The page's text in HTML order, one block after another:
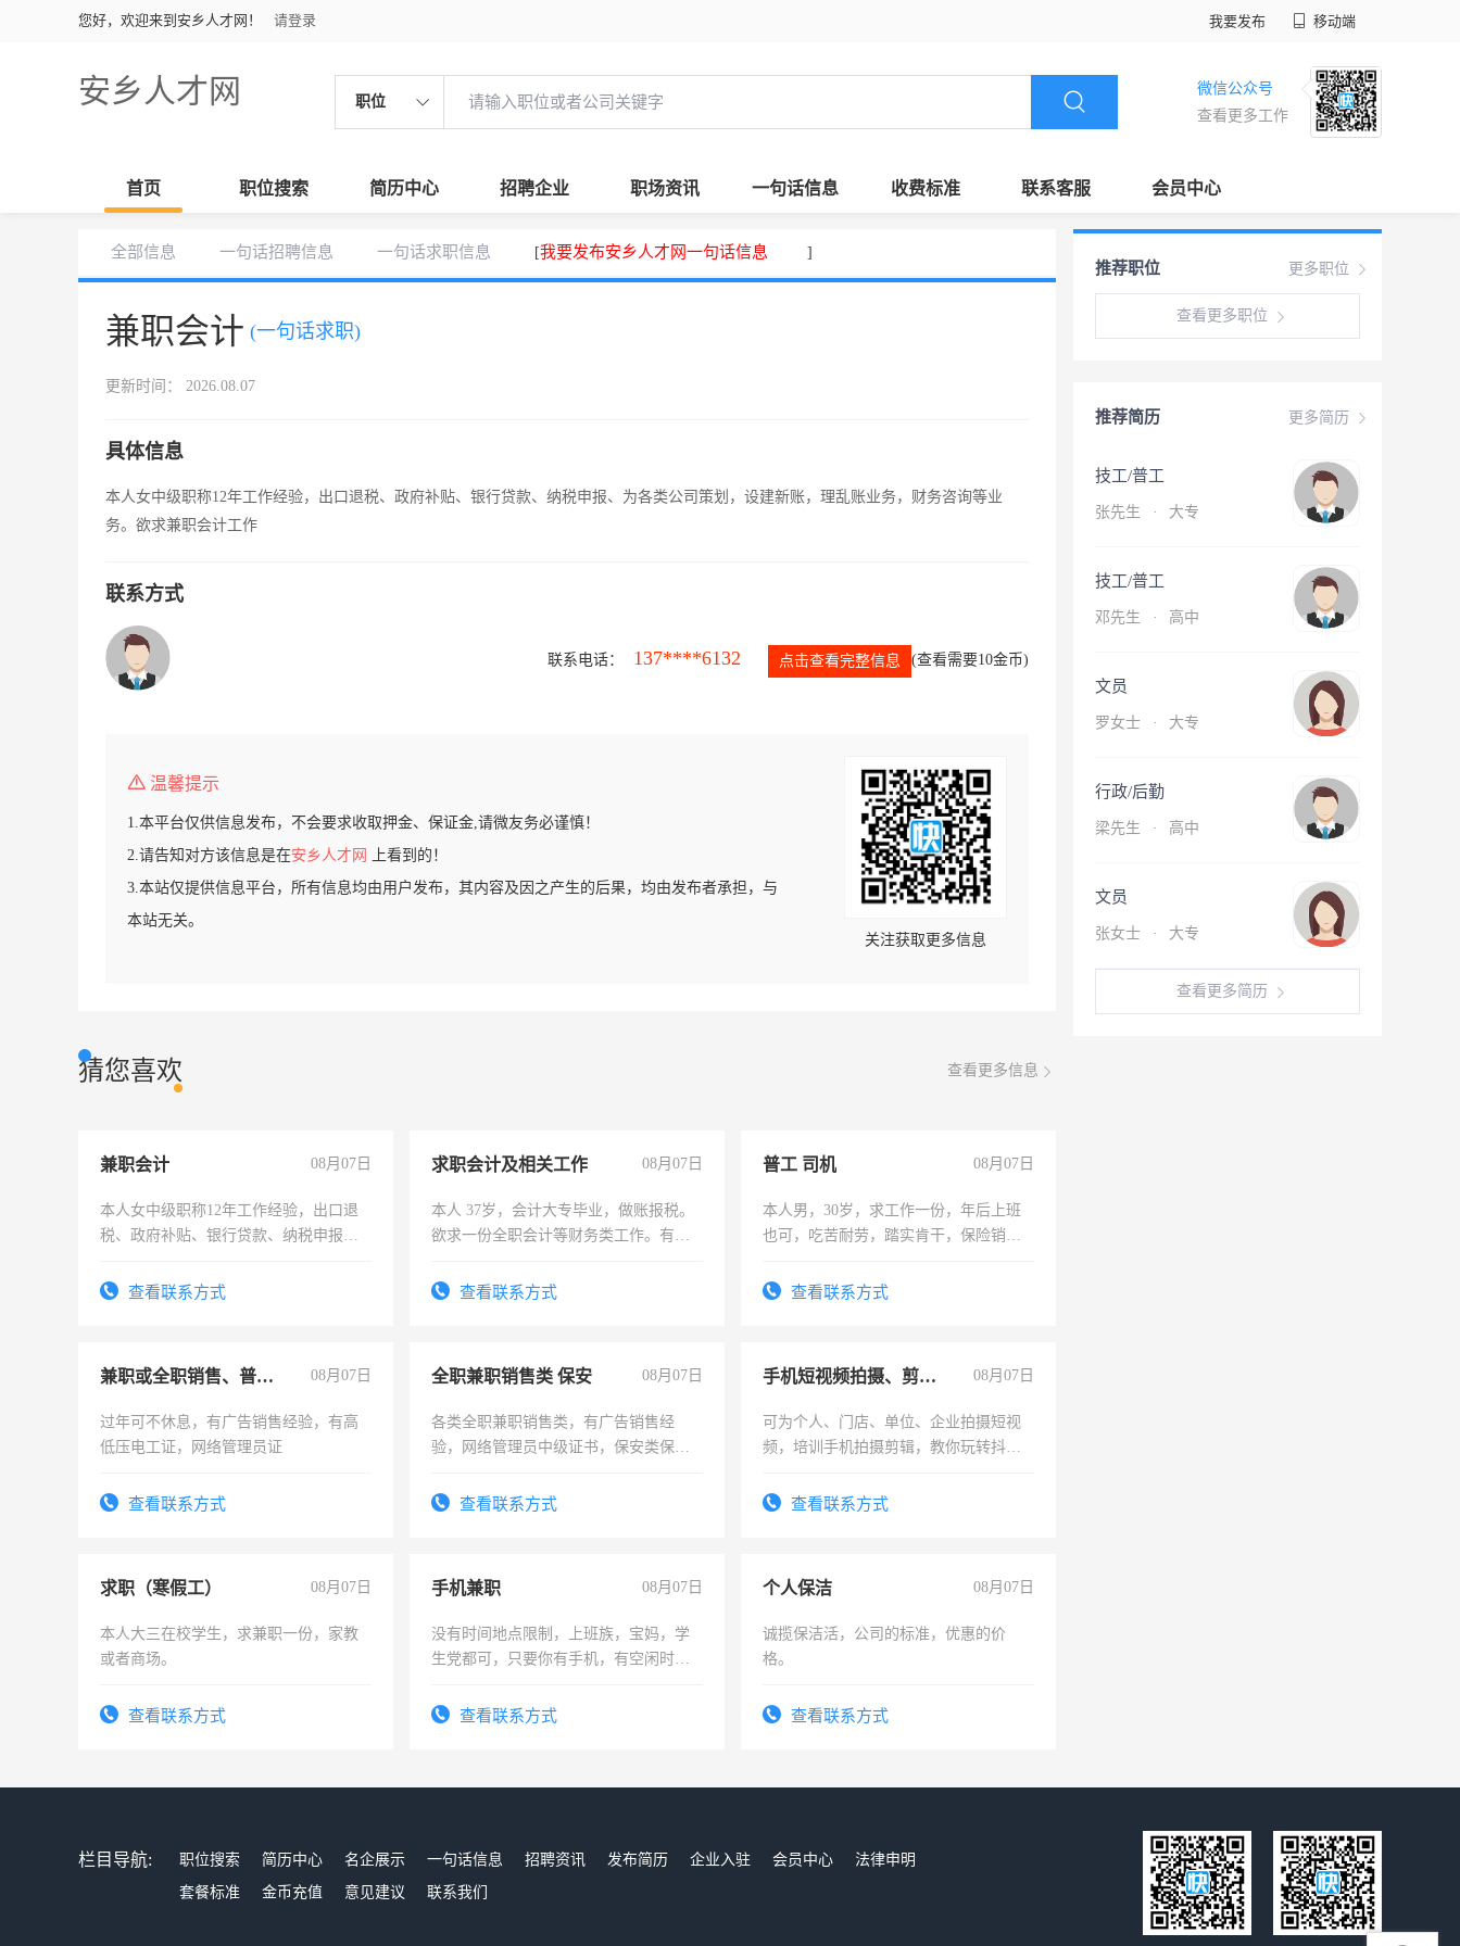
您好，欢迎来到安乡人才网！ 请登录 我要发布 移动端
安乡人才网 职位
微信公众号
查看更多工作
首页 职位搜索 简历中心 招聘企业 职场资讯 一句话信息 收费标准 联系客服 会员中心
全部信息 一句话招聘信息 一句话求职信息 [我要发布安乡人才网一句话信息 ]
兼职会计 (一句话求职)
更新时间： 2026.08.07
具体信息
本人女中级职称12年工作经验，出口退税、政府补贴、银行贷款、纳税申报、为各类公司策划，设建新账，理乱账业务，财务咨询等业
务。欲求兼职会计工作
联系方式
联系电话： 137****6132 点击查看完整信息 (查看需要10金币)
温馨提示
1.本平台仅供信息发布，不会要求收取押金、保证金,请微友务必谨慎！
2.请告知对方该信息是在安乡人才网
上看到的！
3.本站仅提供信息平台，所有信息均由用户发布，其内容及因之产生的后果，均由发布者承担，与
本站无关。
关注获取更多信息
猜您喜欢 查看更多信息
兼职会计 08月07日
本人女中级职称12年工作经验，出口退
税、政府补贴、银行贷款、纳税申报、
务，财务咨询等业务。欲求兼职会计工
查看联系方式
求职会计及相关工作 08月07日
本人 37岁，会计大专毕业，做账报税。
欲求一份全职会计等财务类工作。有会
查看联系方式
普工 司机 08月07日
本人男，30岁，求工作一份，年后上班
也可，吃苦耐劳，踏实肯干，保险销售
查看联系方式
兼职或全职销售、普工、维修 08月07日
过年可不休息，有广告销售经验，有高
低压电工证，网络管理员证
查看联系方式
全职兼职销售类 保安 08月07日
各类全职兼职销售类，有广告销售经
验，网络管理员中级证书，保安类保安
有高低压电工证和十几年工作经验
查看联系方式
手机短视频拍摄、剪辑、抖音快手 08月07日
可为个人、门店、单位、企业拍摄短视
频，培训手机拍摄剪辑，教你玩转抖音
频，培训手机拍摄剪辑，教你玩转抖
查看联系方式
求职（寒假工） 08月07日
本人大三在校学生，求兼职一份，家教
或者商场。
查看联系方式
手机兼职 08月07日
没有时间地点限制，上班族，宝妈，学
生党都可，只要你有手机，有空闲时
勤快的四五十，每天挣零花钱没问题！
查看联系方式
个人保洁 08月07日
诚揽保洁活，公司的标准，优惠的价
格。
查看联系方式
更多职位
推荐职位
查看更多职位
更多简历
推荐简历
技工/普工
张先生 · 大专
技工/普工
邓先生 · 高中
文员
罗女士 · 大专
行政/后勤
梁先生 · 高中
文员
张女士 · 大专
查看更多简历
栏目导航: 职位搜索 简历中心 名企展示 一句话信息 招聘资讯 发布简历 企业入驻 会员中心
法律申明
套餐标准
金币充值 意见建议 联系我们